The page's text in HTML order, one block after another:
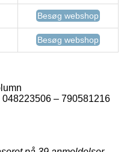
Besøg webshop
Besøg webshop
– 790581216